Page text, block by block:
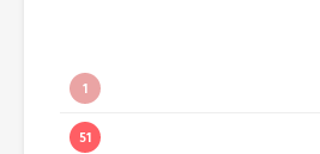
1
51